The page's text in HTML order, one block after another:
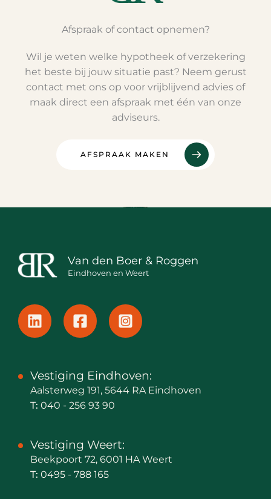
Afspraak of contact opnemen?
Wil je weten welke hypotheek of verzekering
het beste bij jouw situatie past? Neem gerust
contact met ons op voor vrijblijvend advies of
maak direct een afspraak met één van onze
adviseurs.
AFSPRAAK MAKEN
Van den Boer & Roggen
Eindhoven en Weert
Vestiging Eindhoven:
Aalsterweg 191, 5644 RA Eindhoven
T: 040 - 256 93 90
Vestiging Weert:
Beekpoort 72, 6001 HA Weert
T: 0495 - 788 165